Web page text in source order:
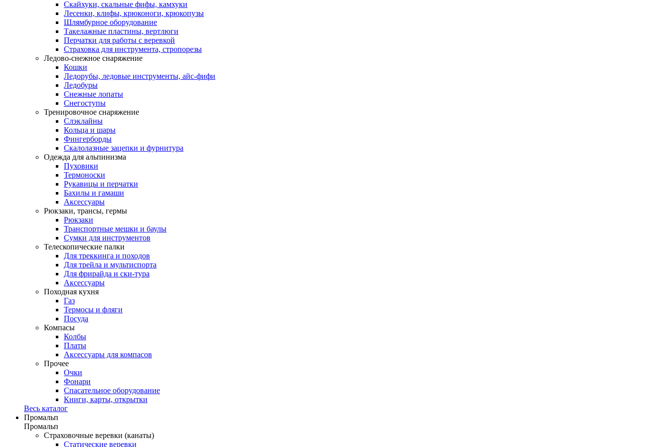
Скайхуки, скальные фифы, камхуки
Лесенки, клифы, крюконоги, крюкопузы
Шлямбурное оборудование
Такелажные пластины, вертлюги
Перчатки для работы с веревкой
Страховка для инструмента, стропорезы
Ледово-снежное снаряжение
Кошки
Ледорубы, ледовые инструменты, айс-фифи
Ледобуры
Снежные лопаты
Снегоступы
Тренировочное снаряжение
Слэклайны
Кольца и шары
Фингерборды
Скалолазные зацепки и фурнитура
Одежда для альпинизма
Пуховики
Термоноски
Рукавицы и перчатки
Бахилы и гамаши
Аксессуары
Рюкзаки, трансы, гермы
Рюкзаки
Транспортные мешки и баулы
Сумки для инструментов
Телескопические палки
Для треккинга и походов
Для трейла и мультиспорта
Для фрирайда и ски-тура
Аксессуары
Походная кухня
Газ
Термосы и фляги
Посуда
Компасы
Колбы
Платы
Аксессуары для компасов
Прочее
Очки
Фонари
Спасательное оборудование
Книги, карты, открытки
Весь каталог
Промальп
Промальп
Страховочные веревки (канаты)
Статические веревки